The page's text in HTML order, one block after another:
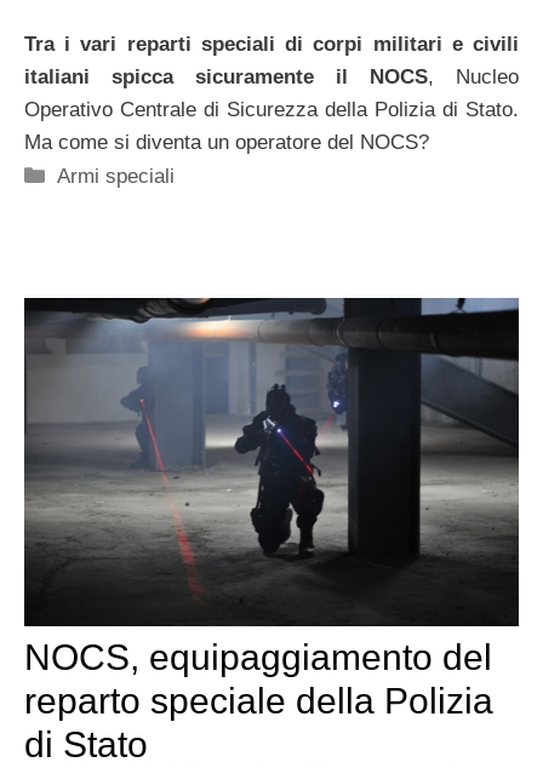
Tra i vari reparti speciali di corpi militari e civili
italiani spicca sicuramente il NOCS, Nucleo
Operativo Centrale di Sicurezza della Polizia di Stato.
Ma come si diventa un operatore del NOCS?
Categorie
Armi speciali
NOCS, equipaggiamento del
reparto speciale della Polizia
di Stato